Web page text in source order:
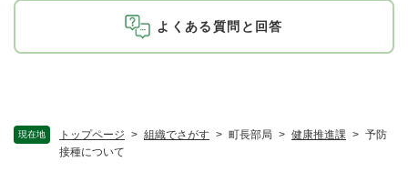
現在地 トップページ > 組織でさがす > 町長部局 > 健康推進課 > 予防
接種について
よくある質問と回答